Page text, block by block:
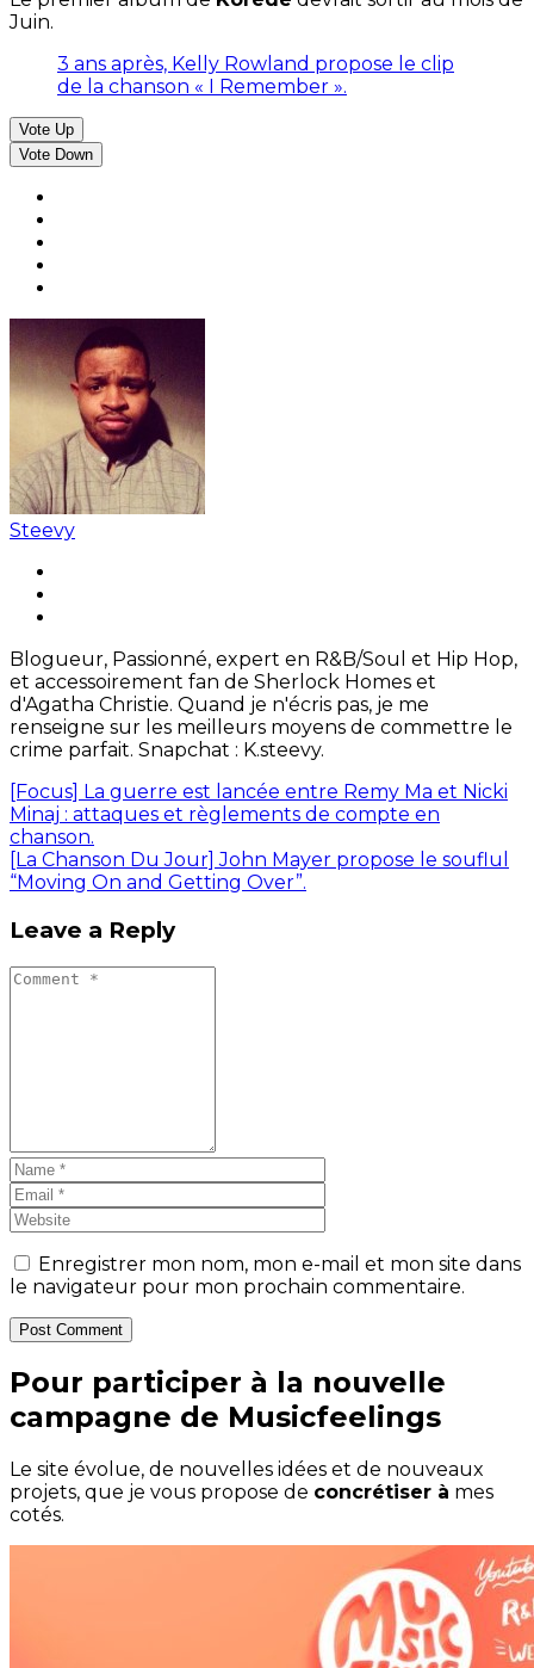
Juin.
3 ans après, Kelly Rowland propose le clip
de la chanson « I Remember ».
Vote Up
Vote Down
Steevy
Blogueur, Passionné, expert en R&B/Soul et Hip Hop,
et accessoirement fan de Sherlock Homes et
d'Agatha Christie. Quand je n'écris pas, je me
renseigne sur les meilleurs moyens de commettre le
crime parfait. Snapchat : K.steevy.
[Focus] La guerre est lancée entre Remy Ma et Nicki
Minaj : attaques et règlements de compte en
chanson.
[La Chanson Du Jour] John Mayer propose le souflul
“Moving On and Getting Over”.
Leave a Reply
Enregistrer mon nom, mon e-mail et mon site dans
le navigateur pour mon prochain commentaire.
Post Comment
Pour participer à la nouvelle
campagne de Musicfeelings
Le site évolue, de nouvelles idées et de nouveaux
projets, que je vous propose de concrétiser à mes
cotés.